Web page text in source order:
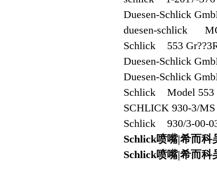
Duesen-Schlick
duesen-schlick
Schlick 553
Duesen-Schlick
Duesen-Schlick
Schlick Model 553
SCHLICK 930-3/MS
Schlick 930/3-00-
Schlick喷嘴|希而
Schlick喷嘴|希而